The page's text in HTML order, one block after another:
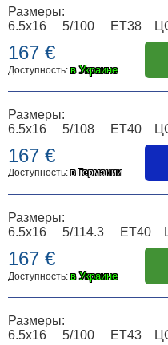
Размеры:
6.5x16 5/100 ET38
167 €
Доступность:в Украине
Размеры:
6.5x16 5/108 ET40
167 €
Доступность:в Германии
Размеры:
6.5x16 5/114.3 ET40
167 €
Доступность:в Украине
Размеры:
6.5x16 5/100 ET43